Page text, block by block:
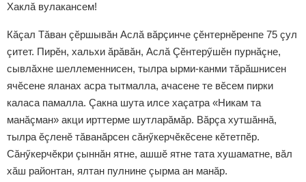
Хаклă вулакансем!
Кăçал Тăван çӗршывăн Аслă вăрçинче çӗнтернӗренпе 75 çул
çитет. Пирӗн, хальхи ăрăвăн, Аслă Çӗнтерӳшӗн пурнăçне,
сывлăхне шеллеменнисен, тылра ырми-канми тăрăшнисен
ячӗсене яланах асра тытмалла, ачасене те вӗсем пирки
каласа памалла. Çакна шута илсе хаçатра «Никам та
манăçман» акци ирттерме шутларăмăр. Вăрçа хутшăннă,
тылра ӗçленӗ тăванăрсен сăнӳкерчӗкӗсене кӗтетпӗр.
Сăнӳкерчӗкри çыннăн ятне, ашшӗ ятне тата хушаматне, вăл
хăш районтан, ялтан пулнине çырма ан манăр.